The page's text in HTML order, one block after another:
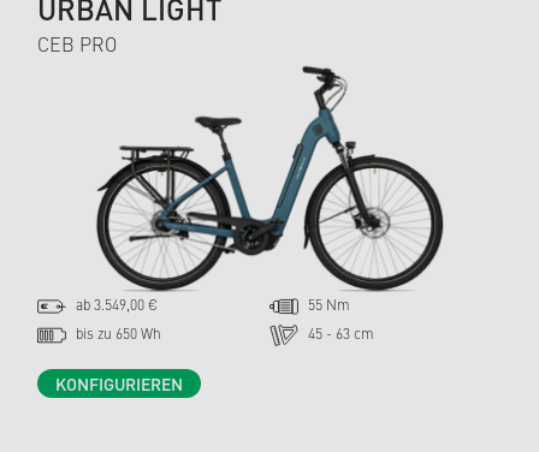
URBAN LIGHT
CEB PRO
ab 3.549,00 €
55 Nm
bis zu 650 Wh
45 - 63 cm
KONFIGURIEREN